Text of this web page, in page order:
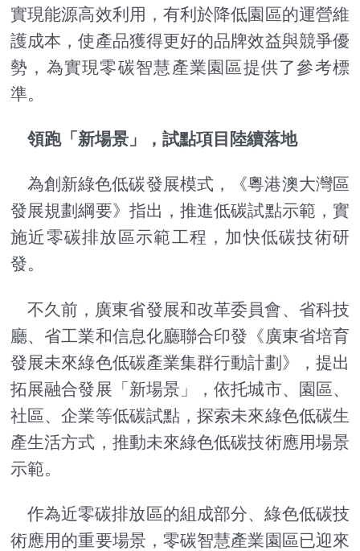
實現能源高效利用，有利於降低園區的運營維
護成本，使產品獲得更好的品牌效益與競爭優
勢，為實現零碳智慧產業園區提供了參考標
準。
領跑「新場景」，試點項目陸續落地
為創新綠色低碳發展模式，《粵港澳大灣區
發展規劃綱要》指出，推進低碳試點示範，實
施近零碳排放區示範工程，加快低碳技術研
發。
不久前，廣東省發展和改革委員會、省科技
廳、省工業和信息化廳聯合印發《廣東省培育
發展未來綠色低碳產業集群行動計劃》，提出
拓展融合發展「新場景」，依托城市、園區、
社區、企業等低碳試點，探索未來綠色低碳生
產生活方式，推動未來綠色低碳技術應用場景
示範。
作為近零碳排放區的組成部分、綠色低碳技
術應用的重要場景，零碳智慧產業園區已迎來